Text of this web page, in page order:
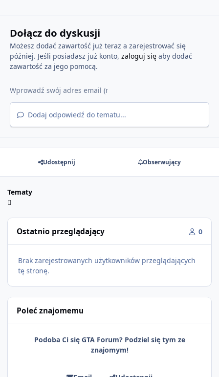
Dołącz do dyskusji
Możesz dodać zawartość już teraz a zarejestrować się
później. Jeśli posiadasz już konto, zaloguj sięaby dodać
zawartość za jego pomocą.
Dodaj odpowiedź do tematu...
Udostępnij Obserwujący
Tematy
Ostatnio przeglądający 0
Brak zarejestrowanych użytkowników przeglądających
tę stronę.
Poleć znajomemu
Podoba Ci się GTA Forum? Podziel się tym ze
znajomym!